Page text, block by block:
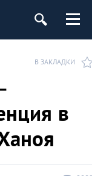
В ЗАКЛАДКИ
в